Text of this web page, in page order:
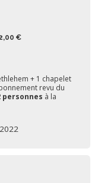
€
+ 1 chapelet
revu du
personnes à la